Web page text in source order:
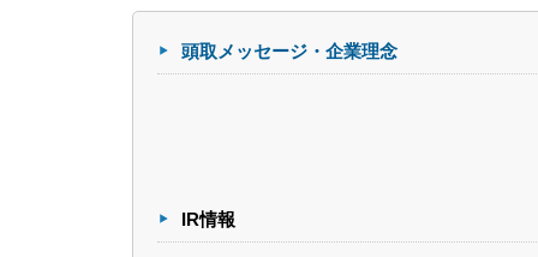
頭取メッセージ・企業理念
IR情報